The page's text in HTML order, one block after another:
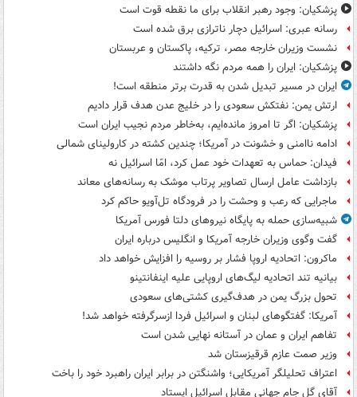
پزشکیان: وجود رهبر انقلاب برای ما نقطه قوت است
رسانه عبری: اسرائیل دچار ناترازی برق شده است
نشست وزیران خارجه مصر، ترکیه، پاکستان و عربستان
پزشکیان: ایران را همه مردم نگه داشتند
ایران در مسیر تبدیل شدن به قدرت برتر منطقه است!
ارتش یمن: نفتکش سعودی را در خلیج عدن هدف قرار دادیم
پزشکیان: اگر تا امروز مانده‌ایم، به‌خاطر مردم نجیب ایران است
ادامه ناامنی و خشونت در آمریکا؛ چندین کشته در کارولینای شمالی
فیدان: حماس به تعهدات خود عمل کرد، امّا اسرائیل نه
بازداشت عامل ارسال تصاویر پرتاب موشک به رسانه‌های معاند
ماجرایی که رعب و وحشت را در فرودگاه تل‌آویو حاکم کرد
شبیه‌سازی حمله به پایگاه نیروهای دلتا فورس آمریکا
گفت وگوی وزیران خارجه آمریکا و انگلیس درباره ایران
ماکرون: اتحادیه اروپا فشار بر روسیه را افزایش خواهد داد
بیانیه تند اتحادیه لیگ‌های اروپایی علیه اینفانتینو
تحول بزرگ یمن در هدف‌گیری کشتی‌های سعودی
آمریکا: گفتگوهای لبنان و اسرائیل فردا ازسرگرفته خواهد شد!
تفاهم ایران و عمان در آستانه نهایی شدن است
وزیر صمت عازم قرقیزستان شد
اعتراف تحلیلگر آمریکایی؛ واشنگتن در برابر ایران راهبرد خود را باخت
آقای گل جام جهانی مقابل اسرائیل ایستاد